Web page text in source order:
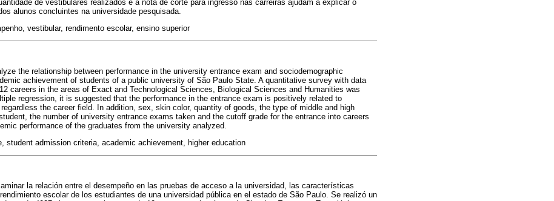
de vestibulares realizados e a nota de corte para ingresso nas carreiras ajudam a explicar o
alunos concluintes na universidade pesquisada.
vestibular, rendimento escolar, ensino superior
the relationship between performance in the university entrance exam and sociodemographic
achievement of students of a public university of São Paulo State. A quantitative survey with data
careers in the areas of Exact and Technological Sciences, Biological Sciences and Humanities was
regression, it is suggested that the performance in the entrance exam is positively related to
the career field. In addition, sex, skin color, quantity of goods, the type of middle and high
the number of university entrance exams taken and the cutoff grade for the entrance into careers
performance of the graduates from the university analyzed.
student admission criteria, academic achievement, higher education
la relación entre el desempeño en las pruebas de acceso a la universidad, las características
escolar de los estudiantes de una universidad pública en el estado de São Paulo. Se realizó un